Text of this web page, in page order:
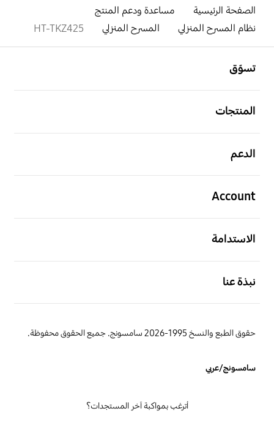
الصفحة الرئيسية
مساعدة ودعم المنتج
نظام المسرح المنزلي
المسرح المنزلي HT-TKZ425
تسوّق
المنتجات
الدعم
Account
الاستدامة
نبذة عنا
حقوق الطبع والنسخ 1995-2026 سامسونج. جميع الحقوق محفوظة.
سامسونج/عربي
أترغب بمواكبة آخر المستجدات؟